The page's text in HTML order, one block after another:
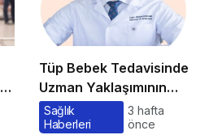
Tüp Bebek Tedavisinde
Uzman Yaklaşımının
Önemi ve Bilinmesi
Gerekenler
Sağlık
Haberleri
3 hafta
önce